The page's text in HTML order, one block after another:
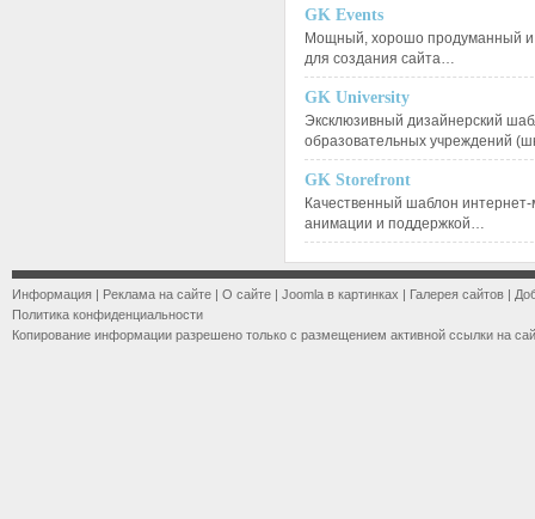
GK Events
Мощный, хорошо продуманный и
для создания сайта…
GK University
Эксклюзивный дизайнерский
образовательных учреждений
GK Storefront
Качественный шаблон
анимации и поддержкой…
Информация | Реклама на сайте | О сайте | Joomla в картинках | Галерея сайтов |
Политика конфиденциальности
Копирование информации разрешено только с размещением активной ссылки на